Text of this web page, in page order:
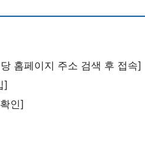
홈페이지 주소 검색 후 접속]
]
인]